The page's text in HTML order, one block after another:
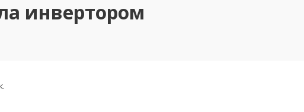
инвертором